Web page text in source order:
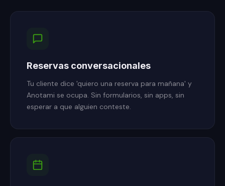
Reservas conversacionales
Tu cliente dice 'quiero una reserva para mañana' y
Anotami se ocupa. Sin formularios, sin apps, sin
esperar a que alguien conteste.